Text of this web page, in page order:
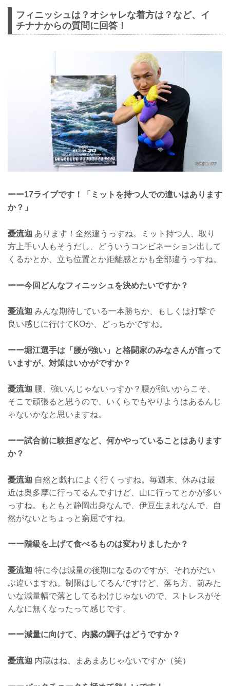
フィニッシュは？オシャレな着方は？など、イ
チナナからの質問に回答！
ーー17ライブです！「ミットを持つ人での違いはあります
か？」
憂流迦 あります！全然違うっすね。ミット持つ人、取り
方上手い人もそうだし、どういうコンビネーション出して
くるかとか、立ち位置とか距離感とかも全部違うっすね。
ーー今回どんなフィニッシュを決めたいですか？
憂流迦 みんな期待している一本勝ちか、もしくは打撃で
良い感じに行けてKOか、どっちかですね。
ーー堀江選手は「腰が強い」と格闘家のみなさんが言って
いますが、対策はいかがですか？
憂流迦 腰、強いんじゃないっすか？腰が強いからこそ、
そこで頑張ると思うので、いくらでもやりようはあるんじ
ゃないかなと思いますね。
ーー試合前に験担ぎなど、何かやっていることはあります
か？
憂流迦 自然と戯れによく行くっすね。毎週末、休みは最
近は奥多摩に行ってるんですけど、山に行ってとかが多い
っすね。もともと静岡出身なんで、伊豆生まれなんで、自
然がないとちょっと窮屈ですね。
ーー階級を上げて食べるものは変わりましたか？
憂流迦 特に今は減量の後期になるのですが、それがだい
ぶ違いますね。制限はしてるんですけど、落ち方、前みた
いな減量幅で落としてるわけじゃないので、ストレスがそ
んなに無くなったって感じです。
ーー減量に向けて、内臓の調子はどうですか？
憂流迦 内蔵はね、まあまあじゃないですか（笑）